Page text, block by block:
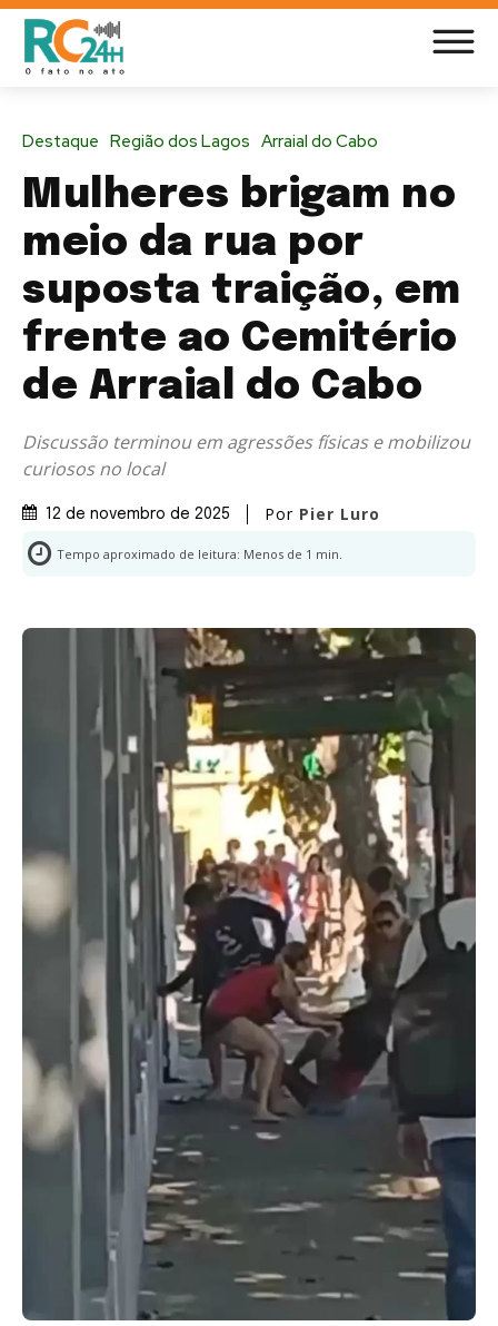
Destaque Região dos Lagos Arraial do Cabo
Mulheres brigam no
meio da rua por
suposta traição, em
frente ao Cemitério
de Arraial do Cabo
Discussão terminou em agressões físicas e mobilizou
curiosos no local
12 de novembro de 2025 Por Pier Luro
Tempo aproximado de leitura: Menos de 1 min.